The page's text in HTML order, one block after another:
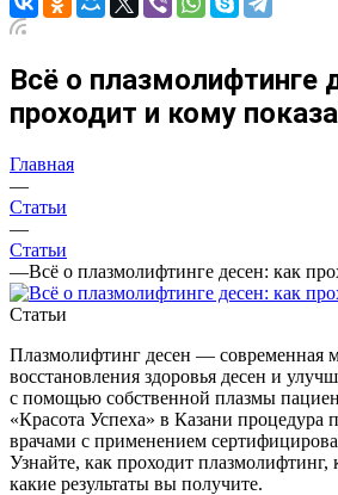
Всё о плазмолифтинге
проходит и кому
Главная
—
Статьи
—
Статьи
—Всё о плазмолифтинге десен: как
Статьи
Плазмолифтинг десен — современная
восстановления здоровья десен и
с помощью собственной плазмы
«Красота Успеха» в Казани
врачами с применением
Узнайте, как проходит плазмолифтинг,
какие результаты вы получите.